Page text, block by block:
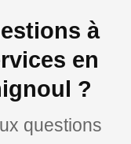
à
en
?
questions